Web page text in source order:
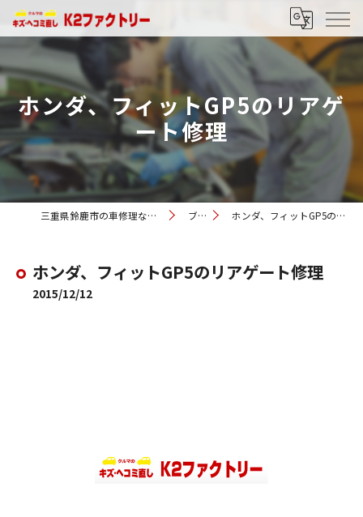
ホンダ、フィットGP5のリアゲ
ート修理
三重県鈴鹿市の車修理ならK2ファクトリー ブログ ホンダ、フィットGP5のリアゲート修理
ホンダ、フィットGP5のリアゲート修理
2015/12/12